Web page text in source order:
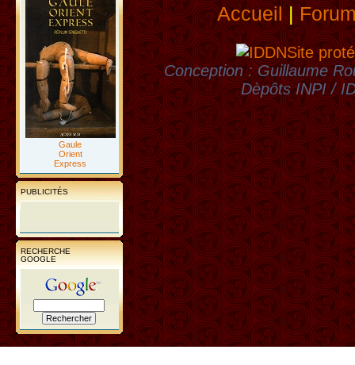
Gaule
Orient
Express
PUBLICITÉS
RECHERCHE
GOOGLE
Accueil|
Site
Conception : Guillaume
Dèpôts INPI /